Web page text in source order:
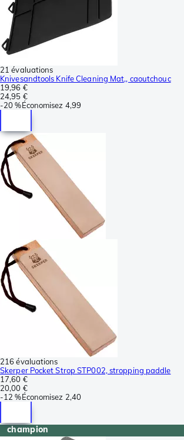
21 évaluations
Knivesandtools Knife Cleaning Mat,, caoutchouc
19,96 €
24,95 €
-20 %Économisez 4,99
216 évaluations
Skerper Pocket Strop STP002, stropping paddle
17,60 €
20,00 €
-12 %Économisez 2,40
champion